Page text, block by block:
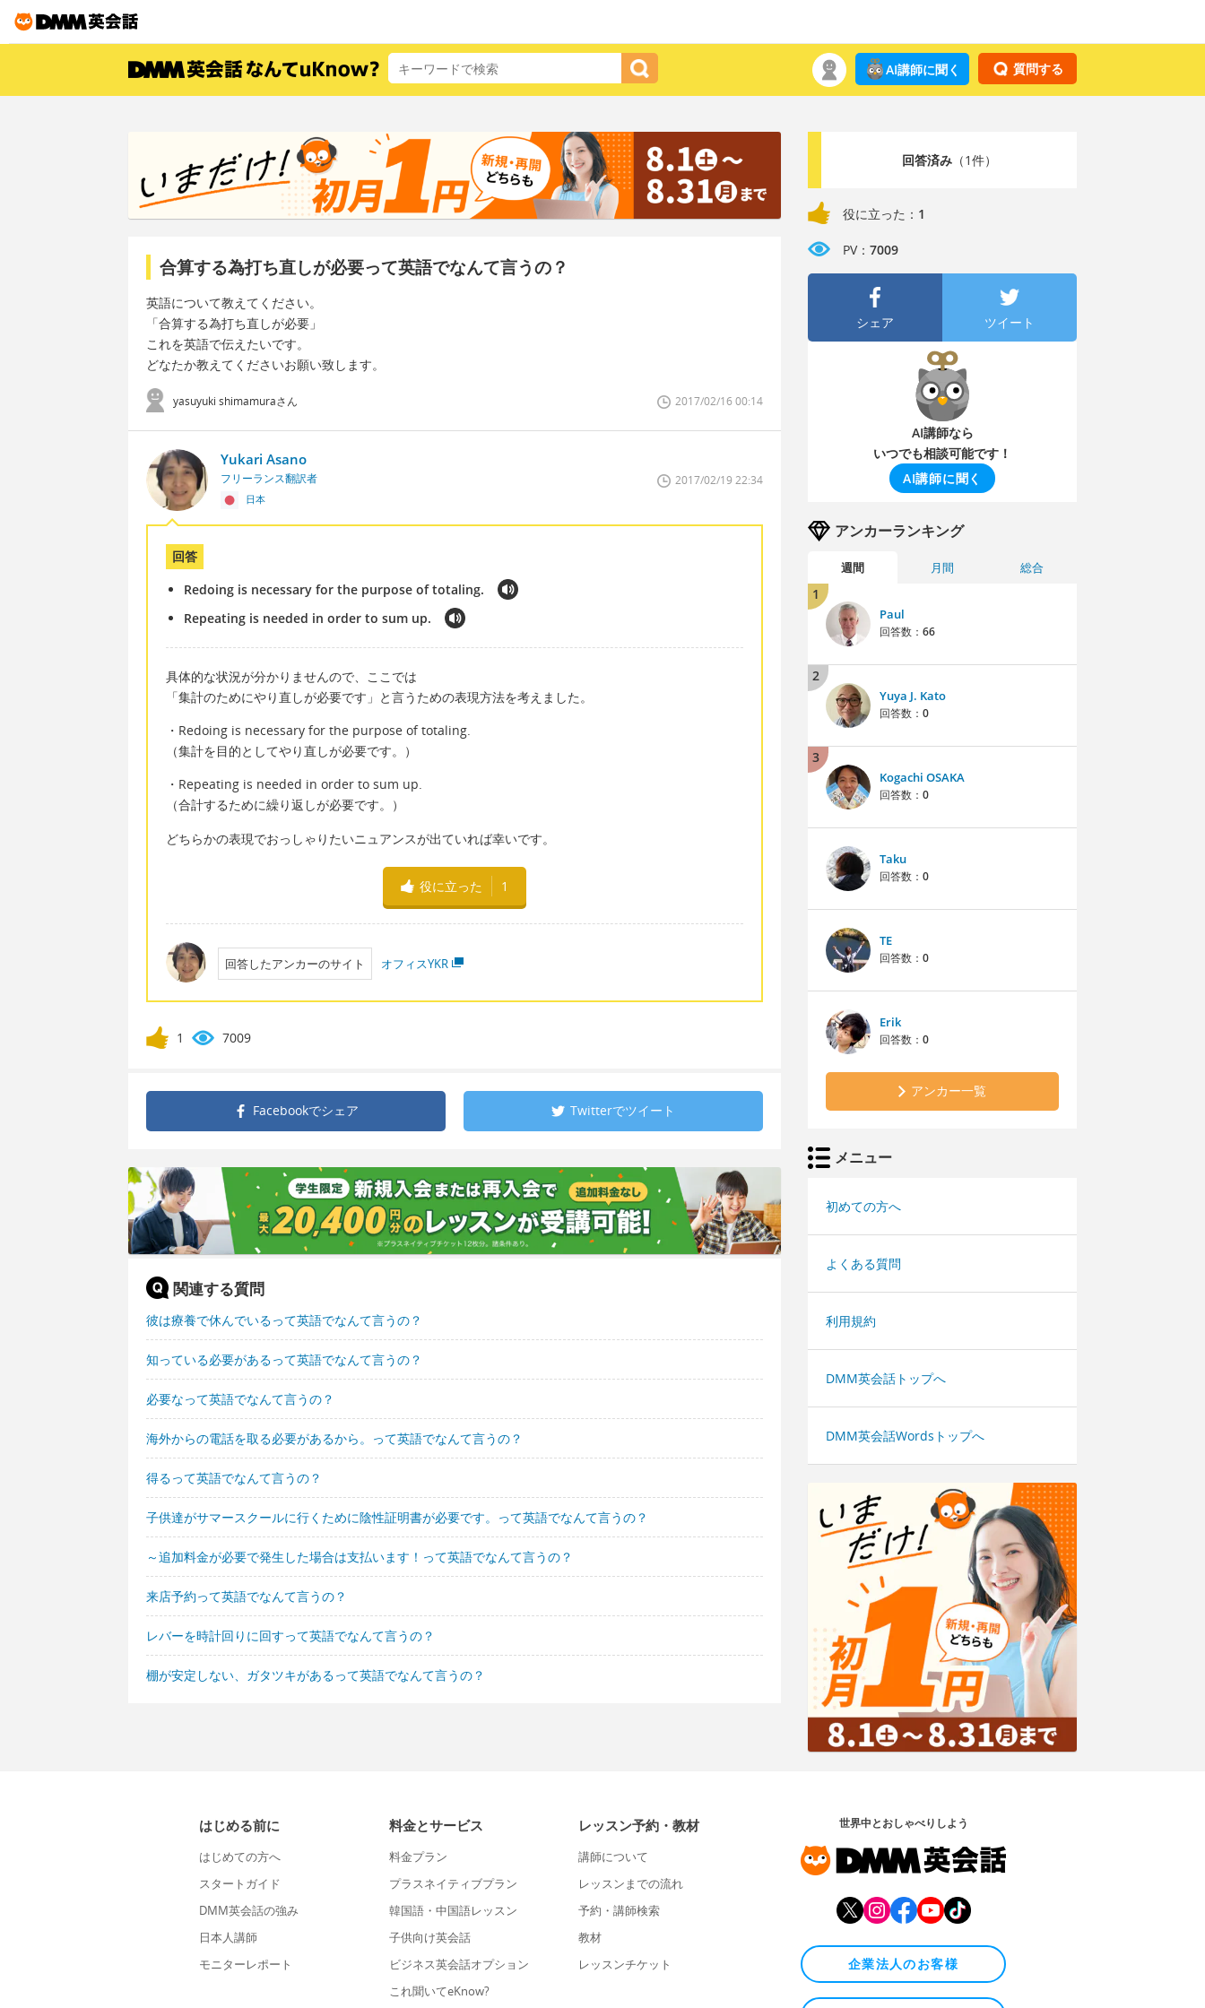
質問する
AI講師に聞く
合算する為打ち直しが必要って英語でなんて言うの？
英語について教えてください。
「合算する為打ち直しが必要」
これを英語で伝えたいです。
どなたか教えてくださいお願い致します。
yasuyuki shimamuraさん 2017/02/16 00:14
Yukari Asano
フリーランス翻訳者
日本
2017/02/19 22:34
回答
Redoing is necessary for the purpose of totaling.
Repeating is needed in order to sum up.
具体的な状況が分かりませんので、ここでは
「集計のためにやり直しが必要です」と言うための表現方法を考えました。
・Redoing is necessary for the purpose of totaling.
（集計を目的としてやり直しが必要です。）
・Repeating is needed in order to sum up.
（合計するために繰り返しが必要です。）
どちらかの表現でおっしゃりたいニュアンスが出ていれば幸いです。
役に立った 1
回答したアンカーのサイト オフィスYKR
1 7009
Facebookでシェア Twitterでツイート
関連する質問
彼は療養で休んでいるって英語でなんて言うの？
知っている必要があるって英語でなんて言うの？
必要なって英語でなんて言うの？
海外からの電話を取る必要があるから。って英語でなんて言うの？
得るって英語でなんて言うの？
子供達がサマースクールに行くために陰性証明書が必要です。って英語でなんて言うの？
～追加料金が必要で発生した場合は支払います！って英語でなんて言うの？
来店予約って英語でなんて言うの？
レバーを時計回りに回すって英語でなんて言うの？
棚が安定しない、ガタツキがあるって英語でなんて言うの？
回答済み（1件）
役に立った： 1
PV： 7009
シェア ツイート
AI講師なら
いつでも相談可能です！
AI講師に聞く
アンカーランキング
週間 月間 総合
1
Paul
回答数： 66
2
Yuya J. Kato
回答数： 0
3
Kogachi OSAKA
回答数： 0
Taku
回答数： 0
TE
回答数： 0
Erik
回答数： 0
アンカー一覧
メニュー
初めての方へ
よくある質問
利用規約
DMM英会話トップへ
DMM英会話Wordsトップへ
はじめる前に
はじめての方へ
スタートガイド
DMM英会話の強み
日本人講師
モニターレポート
料金とサービス
料金プラン
プラスネイティブプラン
韓国語・中国語レッスン
子供向け英会話
ビジネス英会話オプション
これ聞いてeKnow?
レッスン予約・教材
講師について
レッスンまでの流れ
予約・講師検索
教材
レッスンチケット
世界中とおしゃべりしよう
企業法人のお客様